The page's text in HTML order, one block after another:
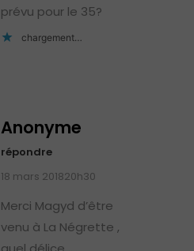
prévu pour le 35?
chargement…
Anonyme
répondre
18 mars 201820h30
Merci Magyd d’être
venu à La Négrette ,